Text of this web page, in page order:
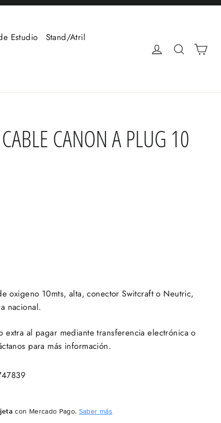
Estudio
Stand/Atril
IngresarBuscar
CANON A PLUG 10
oxigeno 10mts, alta, conector Switcraft o Neutric,
nacional.
extra al pagar mediante transferencia electrónica o
para más información.
con Mercado Pago. Saber más